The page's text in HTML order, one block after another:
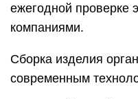
ежегодной проверке
компаниями.
Сборка изделия
современным